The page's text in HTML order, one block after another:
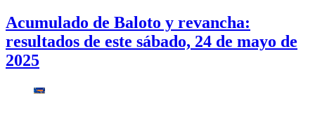
Acumulado de Baloto y revancha:
resultados de este sábado, 24 de mayo de
2025